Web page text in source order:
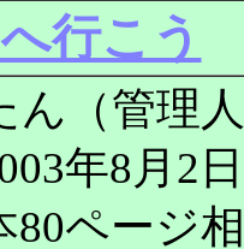
行こう
ん（管理
年8月2
80ページ